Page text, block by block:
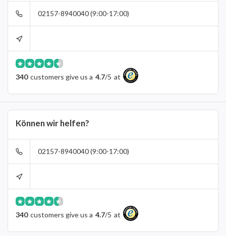
02157-8940040 (9:00-17:00)
340 customers give us a 4.7/5 at
Können wir helfen?
02157-8940040 (9:00-17:00)
340 customers give us a 4.7/5 at